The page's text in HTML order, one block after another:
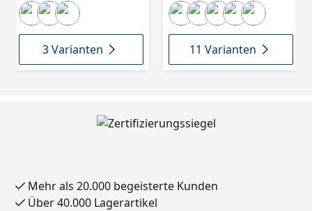
3 Varianten 11 Varianten
Mehr als 20.000 begeisterte Kunden
Über 40.000 Lagerartikel